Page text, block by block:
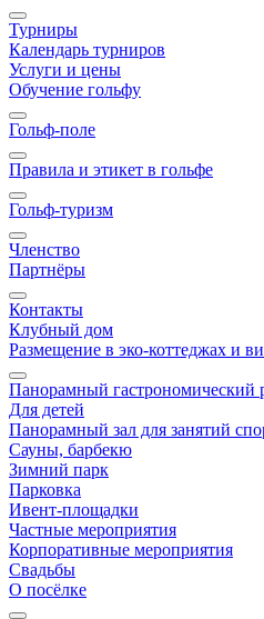
Турниры
Календарь турниров
Услуги и цены
Обучение гольфу
Гольф-поле
Правила и этикет в гольфе
Гольф-туризм
Членство
Партнёры
Контакты
Клубный дом
Размещение в эко-коттеджах и
Панорамный гастрономический
Для детей
Панорамный зал для занятий
Сауны, барбекю
Зимний парк
Парковка
Ивент-площадки
Частные мероприятия
Корпоративные мероприятия
Свадьбы
О посёлке